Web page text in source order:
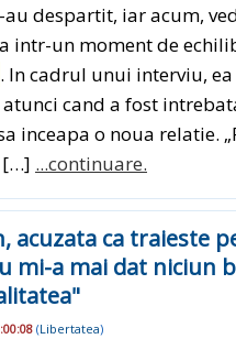
au despartit, iar acum,
intr-un moment de
. In cadrul unui interviu, ea
cand a fost
inceapa o noua relatie.
[…] ...continuare.
acuzata ca traieste
mi-a mai dat niciun
(Libertatea)